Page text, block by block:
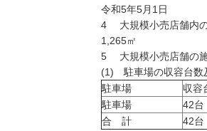
令和5年5月1日
4 大規模小売店舗内
1,265㎡
5 大規模小売店舗の
(1) 駐車場の収容台数
駐車場
収容
駐車場
42台
合 計
42台